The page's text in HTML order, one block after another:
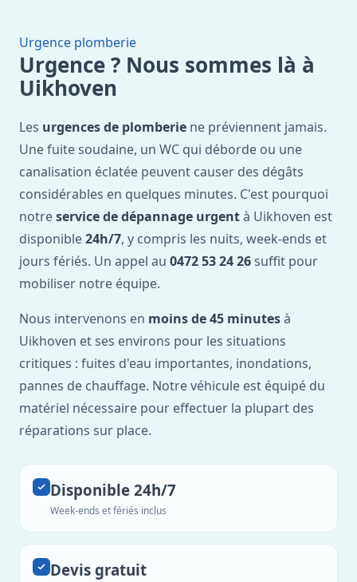
Urgence plomberie
Urgence ? Nous sommes là à
Uikhoven
Les urgences de plomberie ne préviennent jamais.
Une fuite soudaine, un WC qui déborde ou une
canalisation éclatée peuvent causer des dégâts
considérables en quelques minutes. C'est pourquoi
notreservice de dépannage urgentà Uikhoven est
disponible24h/7, y compris les nuits, week-ends et
jours fériés. Un appel au 0472 53 24 26 suffit pour
mobiliser notre équipe.
Nous intervenons en moins de 45 minutesà
Uikhoven et ses environs pour les situations
critiques : fuites d'eau importantes, inondations,
pannes de chauffage. Notre véhicule est équipé du
matériel nécessaire pour effectuer la plupart des
réparations sur place.
Disponible 24h/7
Week-ends et fériés inclus
Devis gratuit